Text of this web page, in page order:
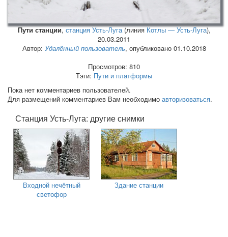
Пути станции,станция Усть-Луга (линияКотлы — Усть-Луга),
20.03.2011
Автор: Удалённый пользователь, опубликовано 01.10.2018
Просмотров: 810
Тэги: Пути и платформы
Пока нет комментариев пользователей.
Для размещений комментариев Вам необходимо авторизоваться.
Станция Усть-Луга: другие снимки
Входной нечётный
светофор
Здание станции